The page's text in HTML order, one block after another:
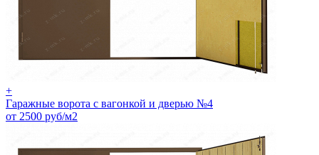
+
Гаражные ворота с вагонкой и дверью №4
от 2500 руб/м2